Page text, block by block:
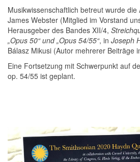
Musikwissenschaftlich betreut wurde
James Webster (Mitglied im Vorstand
Herausgeber des Bandes XII/4,
„Opus 50“ und „Opus 54/55“, in Joseph
Bálasz Mikusi (Autor mehrerer Beiträge
Eine Fortsetzung mit Schwerpunkt auf
op. 54/55 ist geplant.